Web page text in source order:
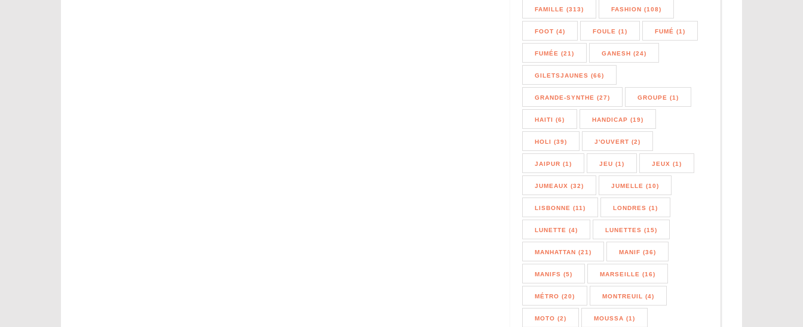
FAMILLE (313) FASHION (108)
FOOT (4) FOULE (1) FUMÉ (1)
FUMÉE (21) GANESH (24)
GILETSJAUNES (66)
GRANDE-SYNTHE (27) GROUPE (1)
HAITI (6) HANDICAP (19)
HOLI (39) J'OUVERT (2)
JAIPUR (1) JEU (1) JEUX (1)
JUMEAUX (32) JUMELLE (10)
LISBONNE (11) LONDRES (1)
LUNETTE (4) LUNETTES (15)
MANHATTAN (21) MANIF (36)
MANIFS (5) MARSEILLE (16)
MÉTRO (20) MONTREUIL (4)
MOTO (2) MOUSSA (1)